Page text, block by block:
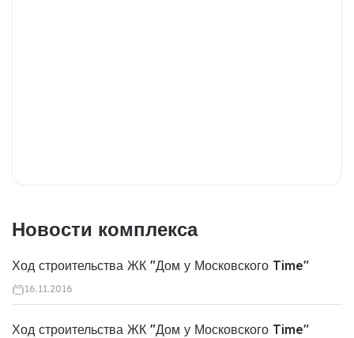
Новости комплекса
Ход строительства ЖК "Дом у Московского Time"
16.11.2016
Ход строительства ЖК "Дом у Московского Time"